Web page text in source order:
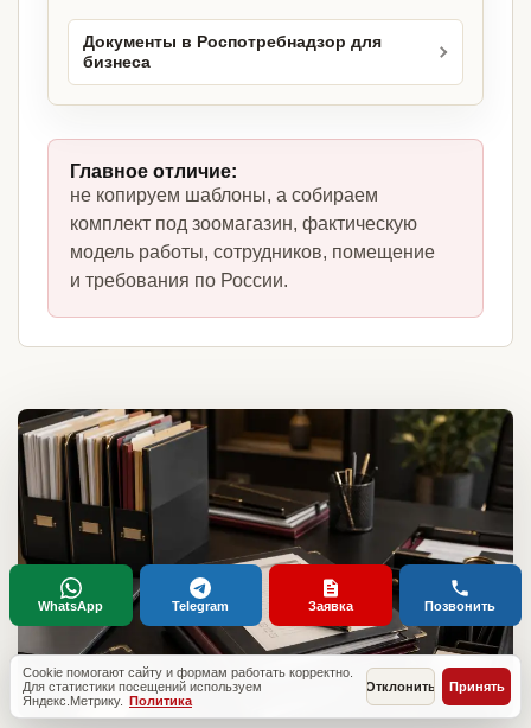
Документы в Роспотребнадзор для
бизнеса
Главное отличие:
не копируем шаблоны, а собираем
комплект под зоомагазин, фактическую
модель работы, сотрудников, помещение
и требования по России.
Cookie помогают сайту и формам работать корректно.
Для статистики посещений используем
Яндекс.Метрику. Политика
Отклонить Принять
WhatsApp Telegram Заявка Позвонить